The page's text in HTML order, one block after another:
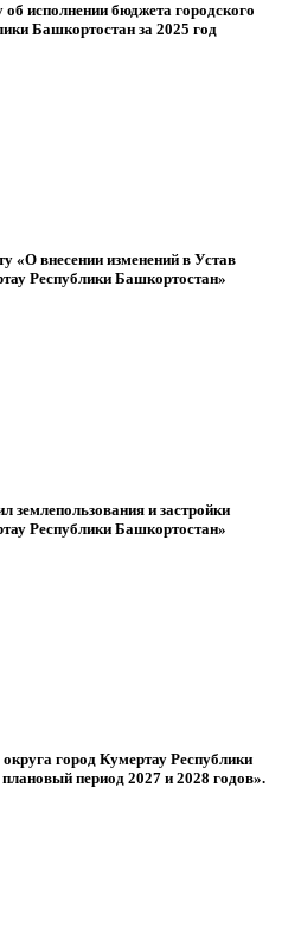
исполнении бюджета городского
Башкортостан за 2025 год
«О внесении изменений в Устав
Республики Башкортостан»
землепользования и застройки
Республики Башкортостан»
город Кумертау Республики
период 2027 и 2028 годов».